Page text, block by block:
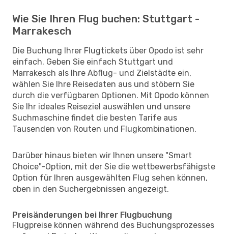
Wie Sie Ihren Flug buchen: Stuttgart -
Marrakesch
Die Buchung Ihrer Flugtickets über Opodo ist sehr
einfach. Geben Sie einfach Stuttgart und
Marrakesch als Ihre Abflug- und Zielstädte ein,
wählen Sie Ihre Reisedaten aus und stöbern Sie
durch die verfügbaren Optionen. Mit Opodo können
Sie Ihr ideales Reiseziel auswählen und unsere
Suchmaschine findet die besten Tarife aus
Tausenden von Routen und Flugkombinationen.
Darüber hinaus bieten wir Ihnen unsere "Smart
Choice"-Option, mit der Sie die wettbewerbsfähigste
Option für Ihren ausgewählten Flug sehen können,
oben in den Suchergebnissen angezeigt.
Preisänderungen bei Ihrer Flugbuchung
Flugpreise können während des Buchungsprozesses